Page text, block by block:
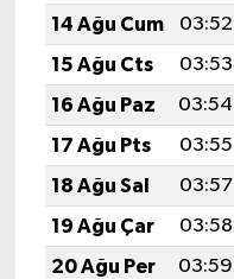
14 Ağu Cum
03:52
15 Ağu Cts
03:53
16 Ağu Paz
03:54
17 Ağu Pts
03:55
18 Ağu Sal
03:57
19 Ağu Çar
03:58
20 Ağu Per
03:59